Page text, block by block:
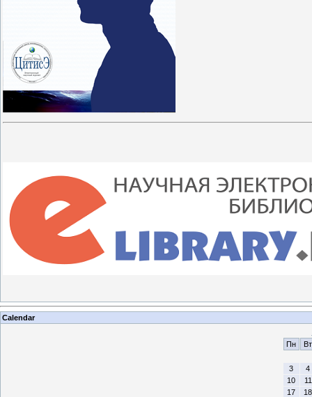
Calendar
Пн
Вт
3
4
10
11
17
18